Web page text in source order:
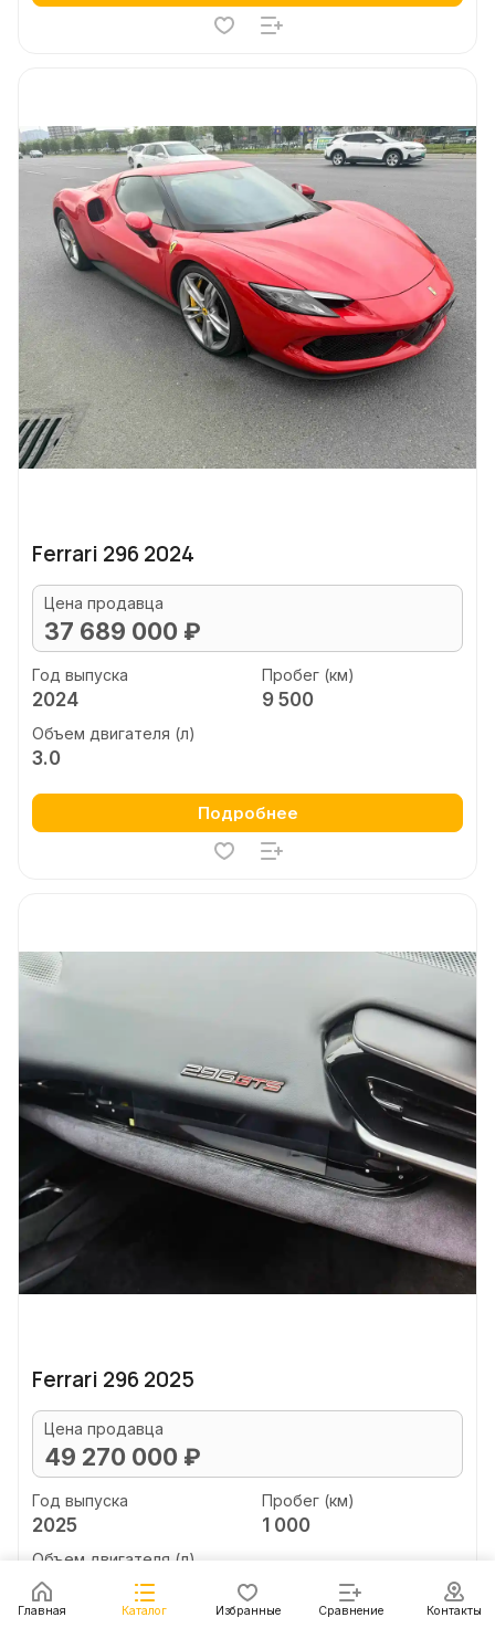
Ferrari 296 2024
Цена продавца
37 689 000 ₽
Год выпуска
2024
Пробег (км)
9 500
Объем двигателя (л)
3.0
Подробнее
Ferrari 296 2025
Цена продавца
49 270 000 ₽
Год выпуска
2025
Пробег (км)
1 000
Объем двигателя (л)
3.0
Главная Каталог Избранные Сравнение Контакты